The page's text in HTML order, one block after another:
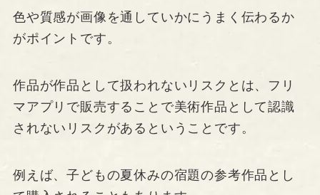
色や質感が画像を通していかにうまく伝わるか
がポイントです。
作品が作品として扱われないリスクとは、フリ
マアプリで販売することで美術作品として認識
されないリスクがあるということです。
例えば、子どもの夏休みの宿題の参考作品とし